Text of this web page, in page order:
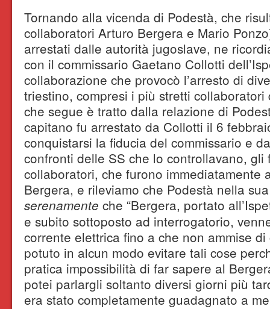
Tornando alla vicenda di Podestà, che
collaboratori Arturo Bergera e Mario
arrestati dalle autorità jugoslave, ne
con il commissario Gaetano Collotti
collaborazione che provocò l’arresto di
triestino, compresi i più stretti
che segue è tratto dalla relazione di
capitano fu arrestato da Collotti il 6
conquistarsi la fiducia del commissario e
confronti delle SS che lo controllavano,
collaboratori, che furono immediatamente
Bergera, e rileviamo che Podestà nella
serenamente che “Bergera, portato
e subito sottoposto ad interrogatorio,
corrente elettrica fino a che non ammise
potuto in alcun modo evitare tali cose
pratica impossibilità di far sapere al
potei parlargli soltanto diversi giorni più
era stato completamente guadagnato a